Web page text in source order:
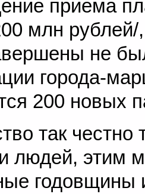
приема
млн
не
города-
200 новых
так честно
людей, этим
годовщины